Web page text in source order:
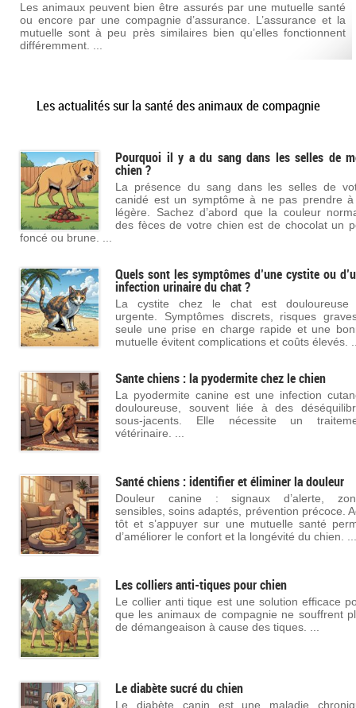
Les animaux peuvent bien être assurés par une mutuelle santé
ou encore par une compagnie d’assurance. L’assurance et la
mutuelle sont à peu près similaires bien qu’elles fonctionnent
différemment. ...
Les actualités sur la santé des animaux de compagnie
Pourquoi il y a du sang dans les selles de
chien ?
La présence du sang dans les selles de
canidé est un symptôme à ne pas prendre
légère. Sachez d’abord que la couleur
des fèces de votre chien est de chocolat un
foncé ou brune. ...
Quels sont les symptômes d’une cystite ou
infection urinaire du chat ?
La cystite chez le chat est douloureuse
urgente. Symptômes discrets, risques
seule une prise en charge rapide et une
mutuelle évitent complications et coûts élevés.
Sante chiens : la pyodermite chez le chien
La pyodermite canine est une infection
douloureuse, souvent liée à des
sous-jacents. Elle nécessite un
vétérinaire. ...
Santé chiens : identifier et éliminer la douleur
Douleur canine : signaux d’alerte,
sensibles, soins adaptés, prévention précoce.
tôt et s’appuyer sur une mutuelle santé
d’améliorer le confort et la longévité du chien. ...
Les colliers anti-tiques pour chien
Le collier anti tique est une solution efficace
que les animaux de compagnie ne souffrent
de démangeaison à cause des tiques. ...
Le diabète sucré du chien
Le diabète canin est une maladie